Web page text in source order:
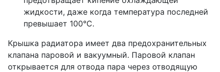
жидкости, даже когда температура последней
превышает 100°С.
Крышка радиатора имеет два предохранительных
клапана паровой и вакуумный. Паровой клапан
открывается для отвода пара через отводящую